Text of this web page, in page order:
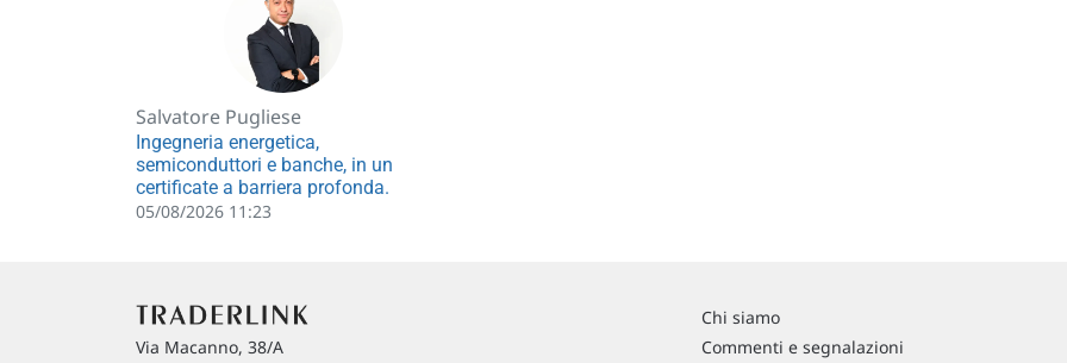
Salvatore Pugliese
Ingegneria energetica,
semiconduttori e banche, in un
certificate a barriera profonda.
05/08/2026 11:23
Via Macanno, 38/A
Chi siamo
Commenti e segnalazioni